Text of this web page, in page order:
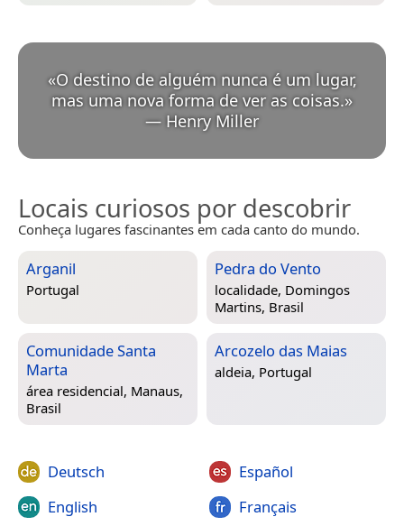
«O destino de alguém nunca é um lugar,
mas uma nova forma de ver as coisas.
— Henry Miller
Locais curiosos por descobrir
Conheça lugares fascinantes em cada canto do mundo.
Arganil
Portugal
Pedra do Vento
localidade, Domingos
Martins, Brasil
Comunidade Santa
Marta
área residencial, Manaus,
Brasil
Arcozelo das Maias
aldeia, Portugal
Deutsch
English
Español
Français